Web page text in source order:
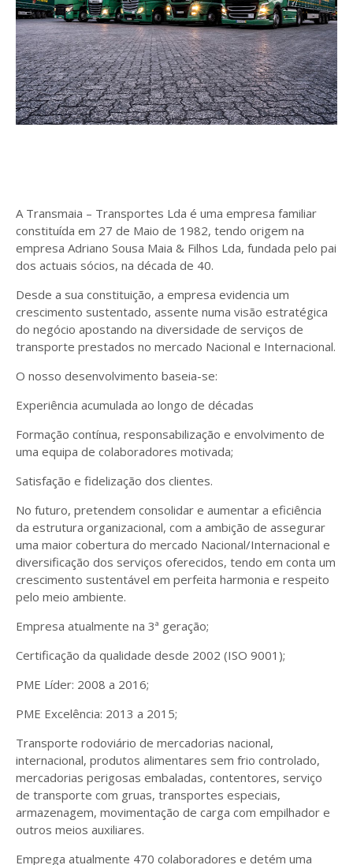
A Transmaia – Transportes Lda é uma empresa familiar
constituída em 27 de Maio de 1982, tendo origem na
empresa Adriano Sousa Maia & Filhos Lda, fundada pelo pai
dos actuais sócios, na década de 40.
Desde a sua constituição, a empresa evidencia um
crescimento sustentado, assente numa visão estratégica
do negócio apostando na diversidade de serviços de
transporte prestados no mercado Nacional e Internacional.
O nosso desenvolvimento baseia-se:
Experiência acumulada ao longo de décadas
Formação contínua, responsabilização e envolvimento de
uma equipa de colaboradores motivada;
Satisfação e fidelização dos clientes.
No futuro, pretendem consolidar e aumentar a eficiência
da estrutura organizacional, com a ambição de assegurar
uma maior cobertura do mercado Nacional/Internacional e
diversificação dos serviços oferecidos, tendo em conta um
crescimento sustentável em perfeita harmonia e respeito
pelo meio ambiente.
Empresa atualmente na 3ª geração;
Certificação da qualidade desde 2002 (ISO 9001);
PME Líder: 2008 a 2016;
PME Excelência: 2013 a 2015;
Transporte rodoviário de mercadorias nacional,
internacional, produtos alimentares sem frio controlado,
mercadorias perigosas embaladas, contentores, serviço
de transporte com gruas, transportes especiais,
armazenagem, movimentação de carga com empilhador e
outros meios auxiliares.
Emprega atualmente 470 colaboradores e detém uma